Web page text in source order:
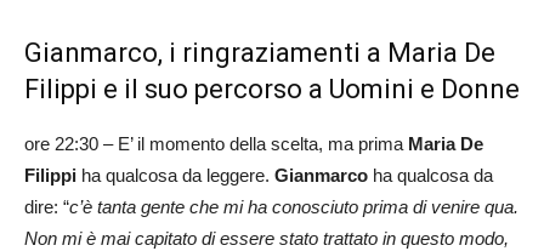
Gianmarco, i ringraziamenti a Maria De
Filippi e il suo percorso a Uomini e Donne
ore 22:30 – E’ il momento della scelta, ma prima Maria De
Filippi ha qualcosa da leggere. Gianmarco ha qualcosa da
dire: “c’è tanta gente che mi ha conosciuto prima di venire qua.
Non mi è mai capitato di essere stato trattato in questo modo,